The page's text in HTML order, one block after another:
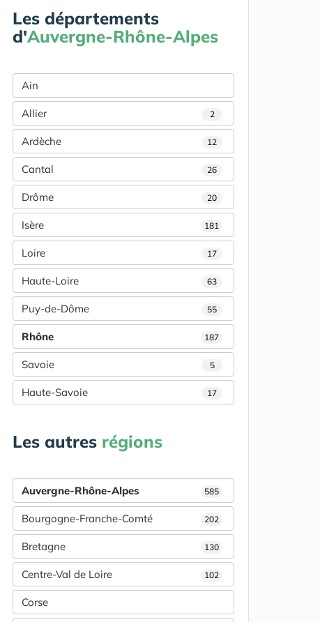
Les départements
d'Auvergne-Rhône-Alpes
Ain
Allier 2
Ardèche 12
Cantal 26
Drôme 20
Isère 181
Loire 17
Haute-Loire 63
Puy-de-Dôme 55
Rhône 187
Savoie 5
Haute-Savoie 17
Les autres régions
Auvergne-Rhône-Alpes 585
Bourgogne-Franche-Comté 202
Bretagne 130
Centre-Val de Loire 102
Corse